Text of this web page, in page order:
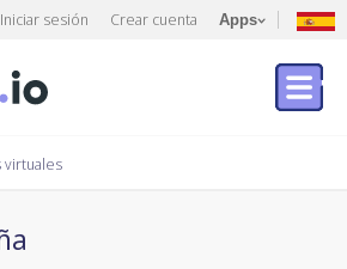
Iniciar sesión Crear cuenta Apps
virtuales